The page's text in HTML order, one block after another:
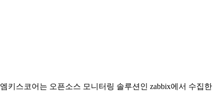
엠키스코어는 오픈소스 모니터링 솔루션인 zabbix에서 수집한